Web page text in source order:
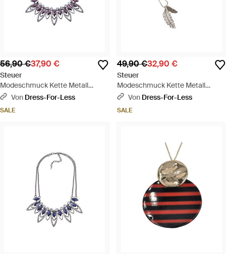
56,90 €37,90 €
Steuer
Modeschmuck Kette Metall
Glasstein Dunkellila 53Cm - Weiß
Von Dress-For-Less
SALE
49,90 €32,90 €
Steuer
Modeschmuck Kette Metall
Glänzend 76Cm Glasstein Grau -
Von Dress-For-Less
SALE